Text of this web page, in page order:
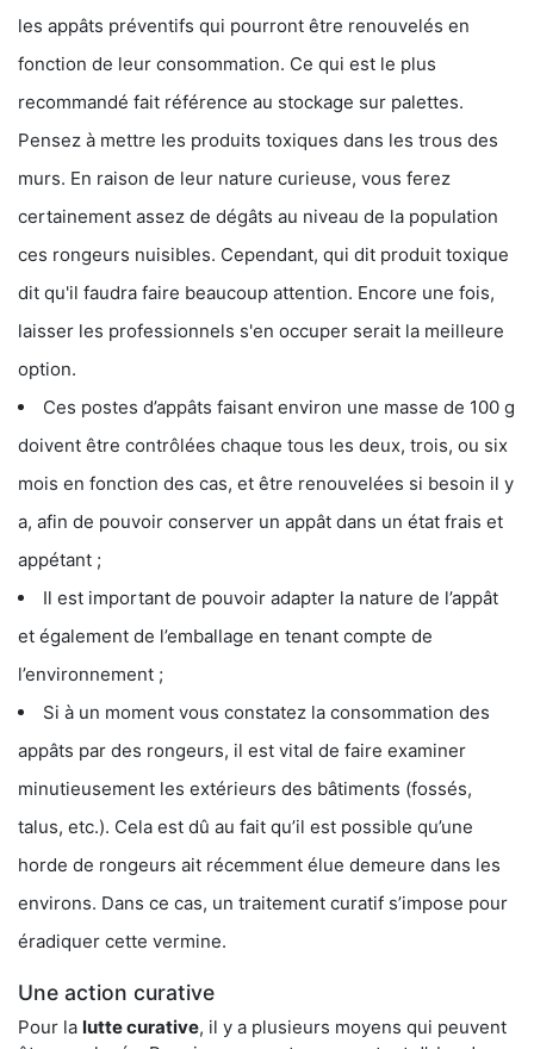
les appâts préventifs qui pourront être renouvelés en
fonction de leur consommation. Ce qui est le plus
recommandé fait référence au stockage sur palettes.
Pensez à mettre les produits toxiques dans les trous des
murs. En raison de leur nature curieuse, vous ferez
certainement assez de dégâts au niveau de la population
ces rongeurs nuisibles. Cependant, qui dit produit toxique
dit qu'il faudra faire beaucoup attention. Encore une fois,
laisser les professionnels s'en occuper serait la meilleure
option.
Ces postes d’appâts faisant environ une masse de 100 g
doivent être contrôlées chaque tous les deux, trois, ou six
mois en fonction des cas, et être renouvelées si besoin il y
a, afin de pouvoir conserver un appât dans un état frais et
appétant ;
Il est important de pouvoir adapter la nature de l’appât
et également de l’emballage en tenant compte de
l’environnement ;
Si à un moment vous constatez la consommation des
appâts par des rongeurs, il est vital de faire examiner
minutieusement les extérieurs des bâtiments (fossés,
talus, etc.). Cela est dû au fait qu’il est possible qu’une
horde de rongeurs ait récemment élue demeure dans les
environs. Dans ce cas, un traitement curatif s’impose pour
éradiquer cette vermine.
Une action curative
Pour la lutte curative, il y a plusieurs moyens qui peuvent